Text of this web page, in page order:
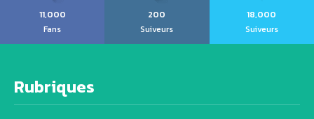
11,000
Fans
200
Suiveurs
18,000
Suiveurs
Rubriques